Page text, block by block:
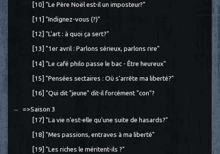
[10] "Le Père Noël est-il un imposteur?"
[11] "Indignez-vous (?)"
[12] "L'art : à quoi ça sert?"
[13] "1er avril : Parlons sérieux, parlons rire"
[14] "Le café philo passe le bac - Être heureux"
[15] "Pensées sectaires : Où s'arrête ma liberté?"
[16] "Qui dit "jeune" dit-il forcément "con"?
=>Saison 3
[17] "La vie n'est-elle qu'une suite de hasards?"
[18] "Mes passions, entraves à ma liberté"
[19] "Les riches le méritent-ils ?"